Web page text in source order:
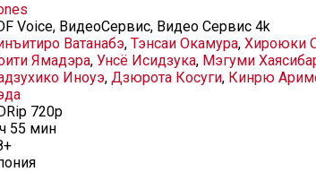
Voice, ВидеоСервис, Видео Сервис 4k
Ватанабэ, Тэнсаи Окамура, Хироюки
Ямадэра, Унсё Исидзука, Мэгуми
Иноуэ, Дзюрота Косуги, Кинрю
720p
55 мин